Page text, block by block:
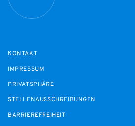
KONTAKT
IMPRESSUM
PRIVATSPHÄRE
STELLENAUSSCHREIBUNGEN
BARRIEREFREIHEIT